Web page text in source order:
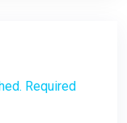
Required